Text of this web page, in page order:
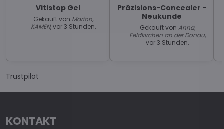
Vitistop Gel
Gekauft von Marion,
KAMEN, vor 3 Stunden.
Präzisions-Concealer -
Neukunde
Gekauft von Anna,
Feldkirchen an der Donau,
vor 3 Stunden.
Trustpilot
KONTAKT